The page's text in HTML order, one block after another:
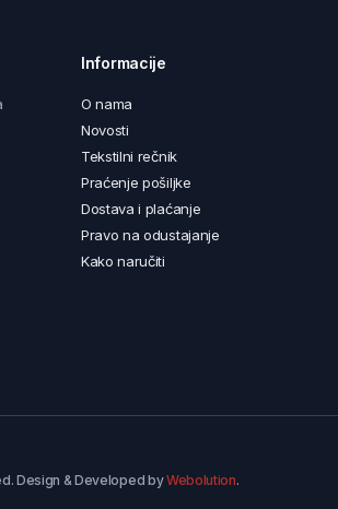
Informacije
O nama
Novosti
Tekstilni rečnik
Praćenje pošiljke
Dostava i plaćanje
Pravo na odustajanje
Kako naručiti
Design & Developed byWebolution.